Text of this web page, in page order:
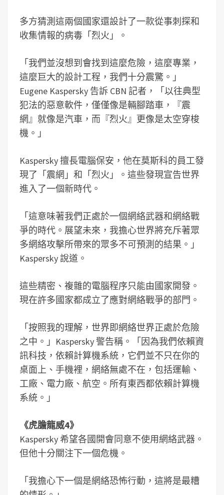
多方猜測這兩個國家還設計了一款從事刺探和
收集情報的病毒「烈火」。
「我們並沒想到會找到這麼危險，這麼專業，
這麼巨大的設計工程，我們十分震驚。」
Eugene Kaspersky 告訴 CBN 記者，「以往典型
犯法的惡意軟件，僅僅像是輛腳踏車，『震
網』就像是汽車，而『烈火』更像是太空穿梭
機。」
Kaspersky 擅長電腦保安，他在莫斯科的員工發
現了「震網」和「烈火」。這些發現宣告世界
進入了一個新時代。
「這意味著我們正處於一個網絡武器和網絡戰
爭的時代。展望未來，我擔心世界將充斥著眾
多網絡攻擊所帶來的眾多不可預測的結果。」
Kaspersky 說道。
這些精密、複雜的電腦程序只能由國家開發。
現在許多國家都成立了應對網絡戰爭的部門。
「按照我的理解，世界即網絡世界正處於危險
之中。」Kaspersky 警告稱。「因為我們依賴資
訊科技，依賴計算機系統，它們並不只在你的
桌面上、手機裡，網絡無處不在，包括運輸、
工廠、電力廠、航空。所有東西都依賴計算機
系統。」
《虎膽龍威4》
Kaspersky 希望各國開會同意不使用網絡武器。
但他十分關注下一個危機。
「我擔心下一個是網絡恐怖行動，這將是最糟